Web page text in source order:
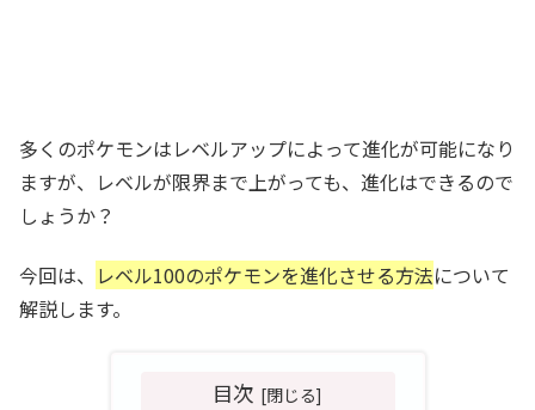
多くのポケモンはレベルアップによって進化が可能になり
ますが、レベルが限界まで上がっても、進化はできるので
しょうか？
今回は、 レベル100のポケモンを進化させる方法について
解説します。
目次